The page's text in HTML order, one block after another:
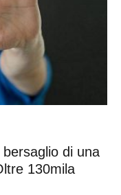
di una
130mila